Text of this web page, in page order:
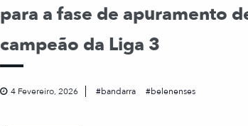
para a fase de apuramento
campeão da Liga 3
4 Fevereiro, 2026 bandarra belenenses